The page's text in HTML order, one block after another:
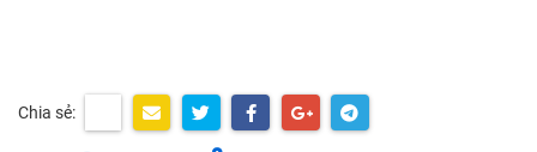
Chia sẻ: